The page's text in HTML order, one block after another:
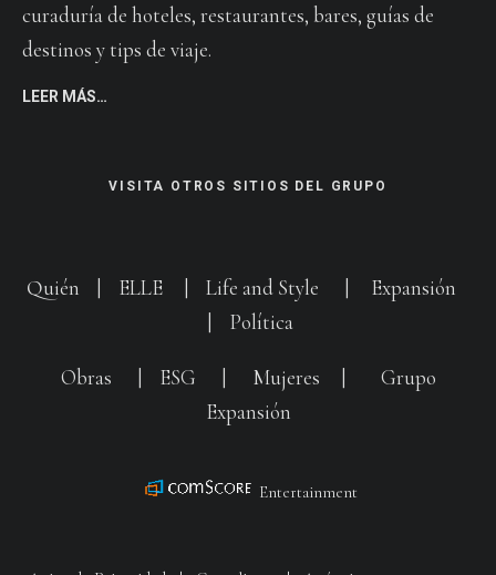
curaduría de hoteles, restaurantes, bares, guías de
destinos y tips de viaje.
LEER MÁS…
VISITA OTROS SITIOS DEL GRUPO
Quién ELLE Life and Style
Expansión
Política
Obras ESG Mujeres
Grupo
Expansión
Entertainment